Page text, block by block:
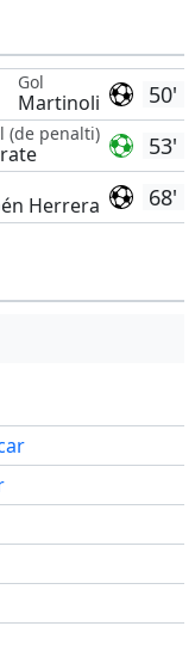
50'
Gol
Martinoli
53'
(de penalti)
68'
Herrera